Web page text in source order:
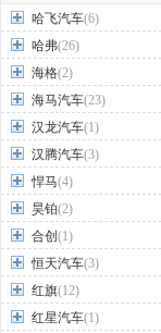
哈飞汽车(6)
哈弗(26)
海格(2)
海马汽车(23)
汉龙汽车(1)
汉腾汽车(3)
悍马(4)
昊铂(2)
合创 (1)
恒天汽车(3)
红旗(12)
红星汽车(1)